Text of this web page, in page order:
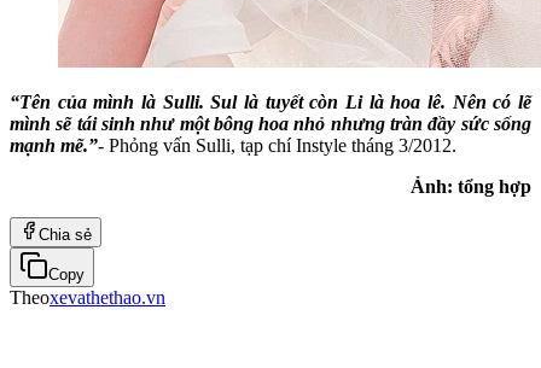
“Tên của mình là Sulli. Sul là tuyết còn Li là hoa lê. Nên có lẽ
mình sẽ tái sinh như một bông hoa nhỏ nhưng tràn đầy sức sống
mạnh mẽ.”- Phỏng vấn Sulli, tạp chí Instyle tháng 3/2012.
Ảnh: tổng hợp
Chia sẻ
Copy
Theoxevathethao.vn